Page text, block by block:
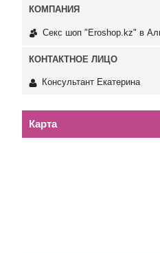
Секс шоп "Eroshop.kz" в
Консультант Екатерина
Карта